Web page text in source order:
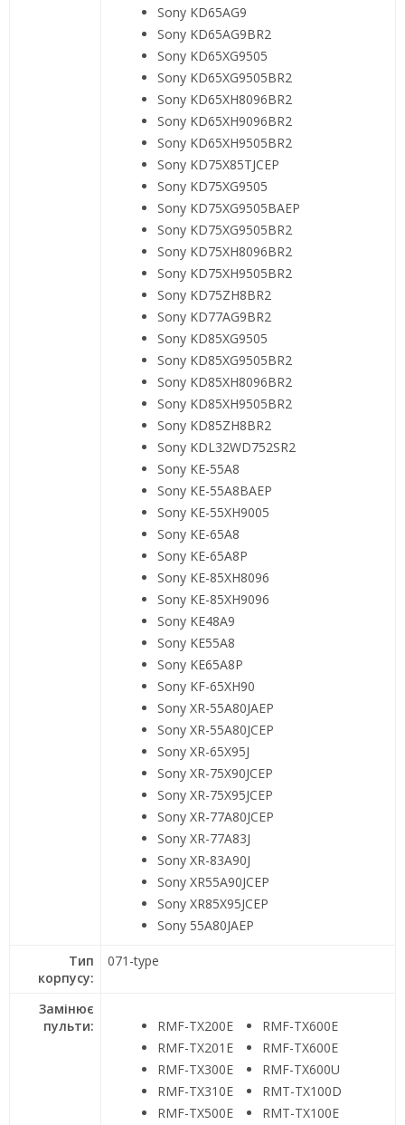
Sony KD65AG9
Sony KD65AG9BR2
Sony KD65XG9505
Sony KD65XG9505BR2
Sony KD65XH8096BR2
Sony KD65XH9096BR2
Sony KD65XH9505BR2
Sony KD75X85TJCEP
Sony KD75XG9505
Sony KD75XG9505BAEP
Sony KD75XG9505BR2
Sony KD75XH8096BR2
Sony KD75XH9505BR2
Sony KD75ZH8BR2
Sony KD77AG9BR2
Sony KD85XG9505
Sony KD85XG9505BR2
Sony KD85XH8096BR2
Sony KD85XH9505BR2
Sony KD85ZH8BR2
Sony KDL32WD752SR2
Sony KE-55A8
Sony KE-55A8BAEP
Sony KE-55XH9005
Sony KE-65A8
Sony KE-65A8P
Sony KE-85XH8096
Sony KE-85XH9096
Sony KE48A9
Sony KE55A8
Sony KE65A8P
Sony KF-65XH90
Sony XR-55A80JAEP
Sony XR-55A80JCEP
Sony XR-65X95J
Sony XR-75X90JCEP
Sony XR-75X95JCEP
Sony XR-77A80JCEP
Sony XR-77A83J
Sony XR-83A90J
Sony XR55A90JCEP
Sony XR85X95JCEP
Sony 55A80JAEP
Тип
корпусу:
071-type
Замінює
пульти:
RMF-TX200E
RMF-TX201E
RMF-TX300E
RMF-TX310E
RMF-TX500E
RMF-TX600E
RMF-TX600E
RMF-TX600U
RMT-TX100D
RMT-TX100E